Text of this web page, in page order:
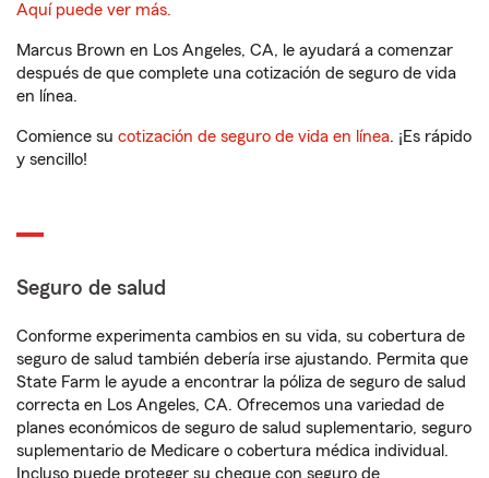
Aquí puede ver más.
Marcus Brown en Los Angeles, CA, le ayudará a comenzar
después de que complete una cotización de seguro de vida
en línea.
Comience su cotización de seguro de vida en línea. ¡Es rápido
y sencillo!
Seguro de salud
Conforme experimenta cambios en su vida, su cobertura de
seguro de salud también debería irse ajustando. Permita que
State Farm le ayude a encontrar la póliza de seguro de salud
correcta en Los Angeles, CA. Ofrecemos una variedad de
planes económicos de seguro de salud suplementario, seguro
suplementario de Medicare o cobertura médica individual.
Incluso puede proteger su cheque con seguro de